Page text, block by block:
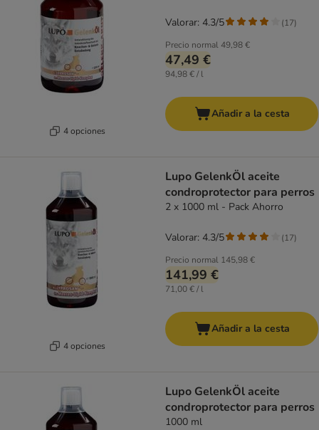
4 opciones
Precio normal49,98 €
47,49 €
94,98 € / l
Valorar: 4.3/5 (17)
Añadir a la cesta
4 opciones
Lupo GelenkÖl aceite
condroprotector para perros
2 x 1000 ml - Pack Ahorro
Precio normal 145,98 €
141,99 €
71,00 € / l
Valorar: 4.3/5 (17)
Añadir a la cesta
Lupo GelenkÖl aceite
condroprotector para perros
1000 ml